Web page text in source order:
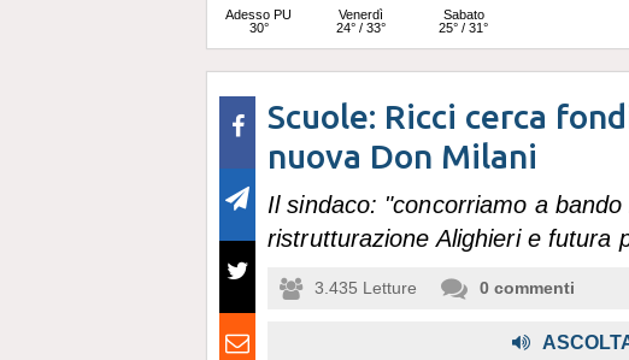
Adesso PU
30°
Venerdì
24° / 33°
Sabato
25° / 31°
Domenica
24° / 31°
Scuole: Ricci cerca
nuova Don Milani
Il sindaco: "concorriamo a
ristrutturazione Alighieri e futura
3.435 Letture 0 commenti